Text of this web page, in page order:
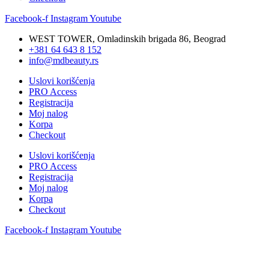
Facebook-f InstagramYoutube
WEST TOWER, Omladinskih brigada 86, Beograd
+381 64 643 8 152
info@mdbeauty.rs
Uslovi korišćenja
PRO Access
Registracija
Moj nalog
Korpa
Checkout
Uslovi korišćenja
PRO Access
Registracija
Moj nalog
Korpa
Checkout
Facebook-f InstagramYoutube